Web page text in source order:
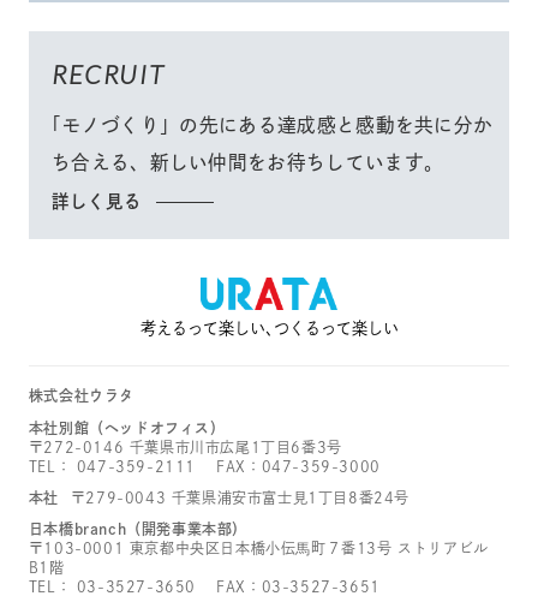
RECRUIT
「モノづくり」 の先にある達成感と感動を共に分か
ち合える、 新しい仲間をお待ちしています。
詳しく見る
考えるって楽しい､つくるって楽しい
株式会社ウラタ
本社別館（ヘッドオフィス）
〒272-0146 千葉県市川市広尾1丁目6番3号
TEL： 047-359-2111 FAX：047-359-3000
本社 〒279-0043 千葉県浦安市富士見1丁目8番24号
日本橋branch（開発事業本部）
〒103-0001 東京都中央区日本橋小伝馬町７番13号 ストリアビル
B1階
TEL： 03-3527-3650 FAX：03-3527-3651